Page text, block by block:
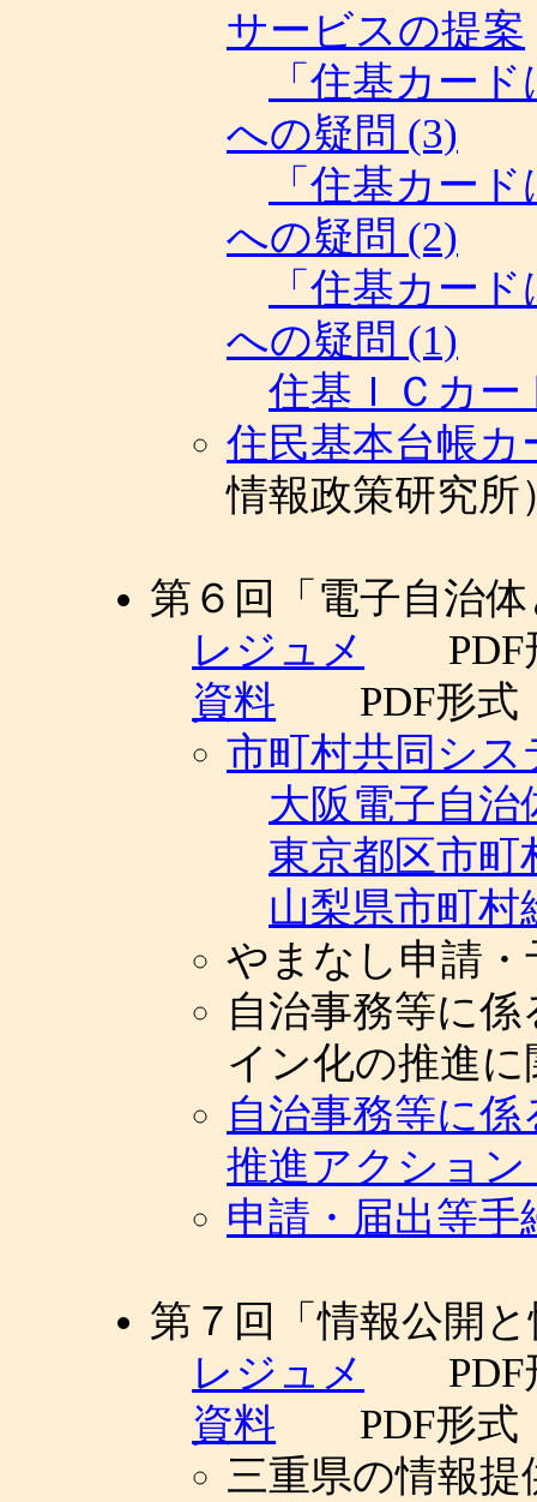
サービスの提案
「住基カー
への疑問 (3)
「住基カー
への疑問 (2)
「住基カー
への疑問 (1)
住基ＩＣカー
住民基本台帳
情報政策研究所
第６回「電子自治
レジュメ
PDF
資料 PDF形式
市町村共同シス
大阪電子自治
東京都区市町
山梨県市町村
やまなし申請
自治事務等に
イン化の推進
自治事務等に
推進アクショ
申請・届出等
第７回「情報公開
レジュメ
PDF
資料 PDF形式
三重県の情報